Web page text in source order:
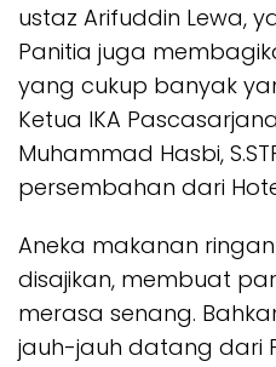
ustaz Arifuddin Lewa,
Panitia juga
yang cukup banyak
Ketua IKA
Muhammad Hasbi,
persembahan dari
Aneka makanan
disajikan, membuat
merasa senang.
jauh-jauh datang dari